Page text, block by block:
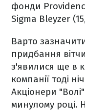
фонди
Sigma Bleyzer
Варто
придбання
з'явилися ще в
компанії тоді
Акціонери
минулому році.